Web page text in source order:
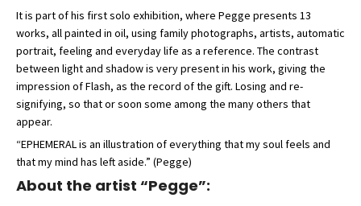
It is part of his first solo exhibition, where Pegge presents 13
works, all painted in oil, using family photographs, artists, automatic
portrait, feeling and everyday life as a reference. The contrast
between light and shadow is very present in his work, giving the
impression of Flash, as the record of the gift. Losing and re-
signifying, so that or soon some among the many others that
appear.
“EPHEMERAL is an illustration of everything that my soul feels and
that my mind has left aside.” (Pegge)
About the artist “Pegge”: